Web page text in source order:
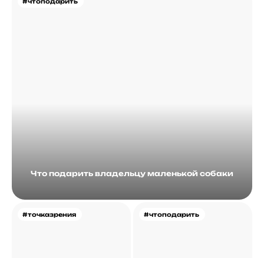
Что подарить владельцу маленькой собаки
#точказрения #чтоподарить